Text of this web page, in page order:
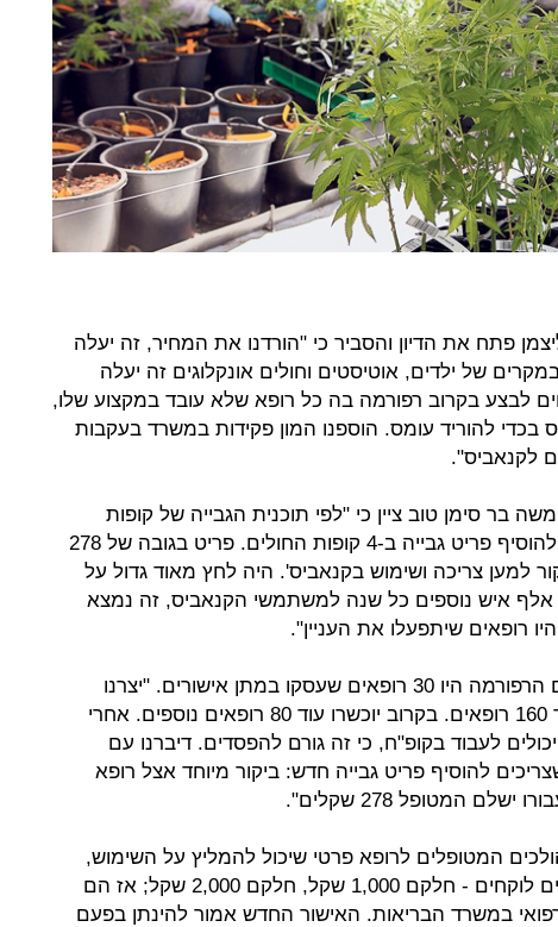
פתח את הדיון והסביר כי "הורדנו את המחיר, זה יעלה
ובמקרים של ילדים, אוטיסטים וחולים אונקלוגים זה יעלה
לבצע בקרוב רפורמה בה כל רופא שלא עובד במקצוע שלו,
בכדי להוריד עומס. הוספנו המון פקידות במשרד בעקבות
לקנאביס".
בר סימן טוב ציין כי "לפי תוכנית הגבייה של קופות
החולים אנחנו מבקשים להוסיף פריט גבייה ב-4 קופות החולים. פריט בגובה של 278
למען צריכה ושימוש בקנאביס'. היה לחץ מאוד גדול על
המערכת. למעלה מ-10 אלף איש נוספים כל שנה למשתמשי הקנאביס, זה נמצא
רופאים שיתפעלו את העניין".
לדברי בר סימן טוב, טרם הרפורמה היו 30 רופאים שעסקו במתן אישורים. "יצרנו
הכשרות בהן הוכשרו עוד 160 רופאים. בקרוב יוכשרו עוד 80 רופאים נוספים. אחרי
לעבוד בקופ"ח, כי זה גורם להפסדים. דיברנו עם
להוסיף פריט גבייה חדש: ביקור מיוחד אצל רופא
המטופל 278 שקלים".
המטופלים לרופא פרטי שיכול להמליץ על השימוש,
ומשלמים כמה שהרופאים לוקחים - חלקם 1,000 שקל, חלקם 2,000 שקל; אז הם
במשרד הבריאות. האישור החדש אמור להינתן בפעם